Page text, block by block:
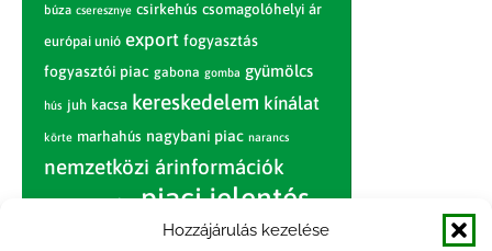
Hozzájárulás kezelése
búza cseresznye csirkehús csomagolóhelyi ár
európai unió export fogyasztás
fogyasztói piac gabona gomba gyümölcs
hús juh kacsa kereskedelem kínálat
körte marhahús nagybani piac narancs
nemzetközi árinformációk
piac piaci jelentés
sertés sertéshús